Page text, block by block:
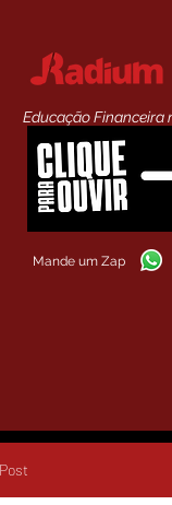
Educação Financeira
Mande um Zap
Post